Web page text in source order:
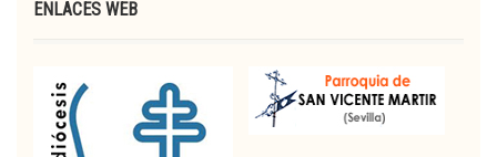
ENLACES WEB